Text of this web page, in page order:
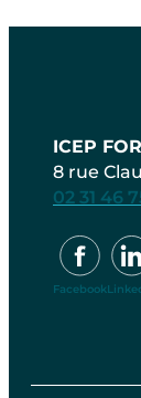
ICEP
8 rue
02 31 46
Facebook